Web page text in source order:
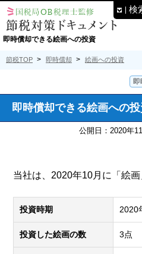
即時償却できる絵画への投資
節税TOP 即時償却 絵画への投資
即
即時償却できる絵画への
公開日：2020年
当社は、2020年10月に「絵画
投資時期 2020
投資した絵画の数 3点
検